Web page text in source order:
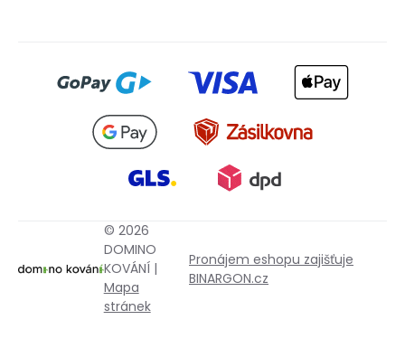
© 2026
DOMINO
KOVÁNÍ |
Mapa
stránek
Pronájem eshopu zajišťuje
BINARGON.cz